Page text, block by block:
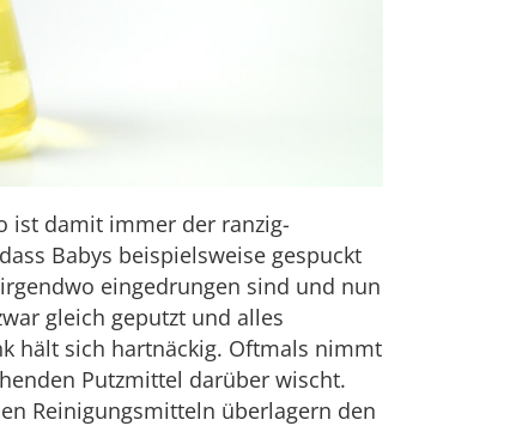
ist damit immer der ranzig-
Babys beispielsweise gespuckt
eingedrungen sind und nun
gleich geputzt und alles
hält sich hartnäckig. Oftmals nimmt
Putzmittel darüber wischt.
Reinigungsmitteln überlagern den